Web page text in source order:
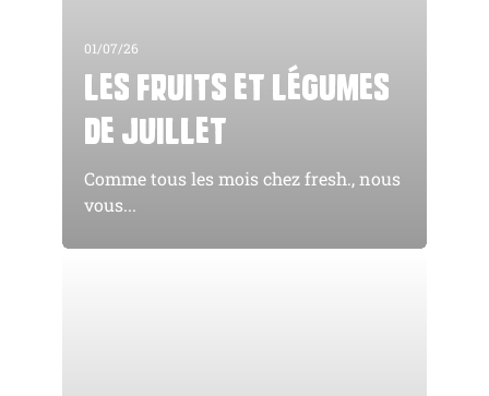
01/07/26
Les fruits et légumes
de juillet
Comme tous les mois chez fresh., nous
vous...